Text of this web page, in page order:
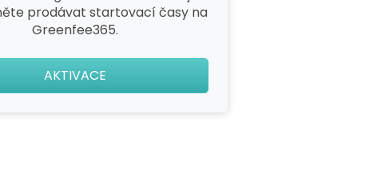
prodávat startovací časy na
Greenfee365.
AKTIVACE